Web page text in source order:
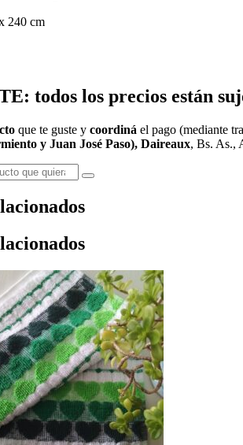
240 cm
todos los precios están
que te guste y coordiná el pago (mediante
y Juan José Paso), Daireaux, Bs. As.,